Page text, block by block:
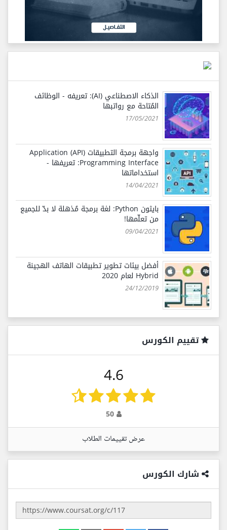
الذكاء الاصطناعي (AI): تعريفه - الوظائف
المُتاحة مع رواتبها
17/05/2021
واجهة برمجة التطبيقات (API) Application
Programming Interface: تعريفها -
استخداماتها
14/04/2021
بايثون Python: لغة برمجة مُذهلة لا بدّ للجميع
من تعلّمها!
09/04/2021
أفضل بيئات تطوير تطبيقات الهاتف الهجينة
Hybrid لعام 2020
24/12/2019
تقييم الكورس
4.6
50
عرض تقييمات الطلاب
شارك الكورس